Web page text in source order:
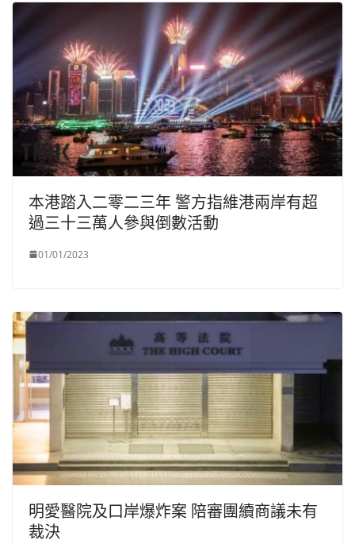
本港踏入二零二三年 警方指維港兩岸有超
過三十三萬人參與倒數活動
01/01/2023
明愛醫院及口岸爆炸案 陪審團續商議未有
裁決